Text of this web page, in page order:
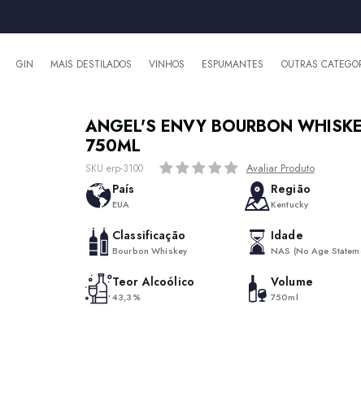
GIN MAIS DESTILADOS VINHOS ESPUMANTES OUTRAS
ANGEL'S ENVY BOURBON
750ML
SKU erp-3100 Avaliar Produto
País
EUA
Região
Kentucky
Classificação
Bourbon Whiskey
Idade
NAS (No Age
Teor Alcoólico
43,3%
Volume
750ml